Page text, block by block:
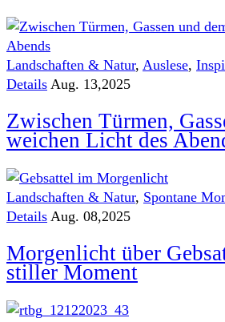
Landschaften & Natur, Auslese,
Details Aug. 13,2025
Zwischen Türmen,
weichen Licht des
Landschaften & Natur, Spontane
Details Aug. 08,2025
Morgenlicht über
stiller Moment